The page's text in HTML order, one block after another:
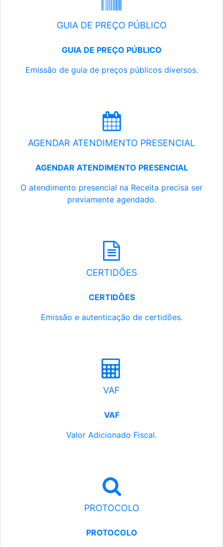
GUIA DE PREÇO PÚBLICO
GUIA DE PREÇO PÚBLICO
Emissão de guia de preços públicos diversos.
AGENDAR ATENDIMENTO PRESENCIAL
AGENDAR ATENDIMENTO PRESENCIAL
O atendimento presencial na Receita precisa ser
previamente agendado.
CERTIDÕES
CERTIDÕES
Emissão e autenticação de certidões.
VAF
VAF
Valor Adicionado Fiscal.
PROTOCOLO
PROTOCOLO